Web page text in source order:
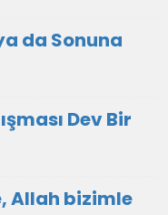
da Sonuna
Dev Bir
Allah bizimle